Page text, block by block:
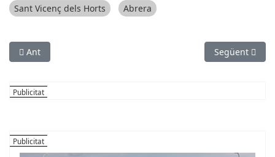
Sant Vicenç dels Horts Abrera
Article anterior: La Guàrdia Civil deté una dona per fer
Ant Article
Següent